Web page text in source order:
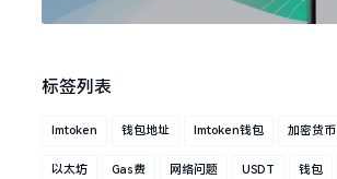
标签列表
Imtoken 钱包地址 Imtoken钱包 加密货币
以太坊 Gas费 网络问题 USDT 钱包